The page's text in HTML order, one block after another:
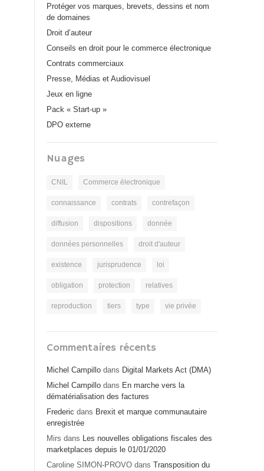
Protéger vos marques, brevets, dessins et nom
de domaines
Droit d’auteur
Conseils en droit pour le commerce électronique
Contrats commerciaux
Presse, Médias et Audiovisuel
Jeux en ligne
Pack « Start-up »
DPO externe
Nuages
CNIL Commerce électronique
connaissance contrats contrefaçon
diffusion dispositions donnée
données personnelles droit d'auteur
existence jurisprudence loi
obligation protection relatives
reproduction tiers type vie privée
Commentaires récents
Michel Campillo dans Digital Markets Act (DMA)
Michel Campillo dans En marche vers la
dématérialisation des factures
Frederic dans Brexit et marque communautaire
enregistrée
Mirs dans Les nouvelles obligations fiscales des
marketplaces depuis le 01/01/2020
Caroline SIMON-PROVO dans Transposition du